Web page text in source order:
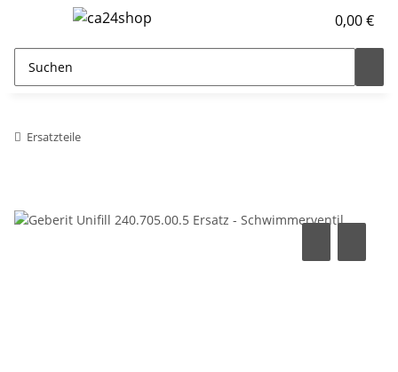
0,00 €
Ersatzteile